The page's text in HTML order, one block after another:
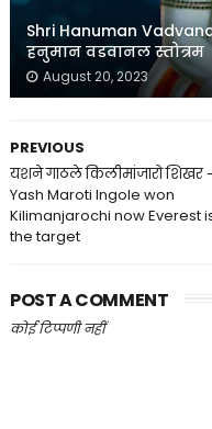
Shri Hanuman
हनुमान वडवानल स्तोत्रम
August 20, 2023
PREVIOUS
यशने गाठले किलीमांजारो शिखर -
Yash Maroti Ingole won
Kilimanjarochi now Everest
the target
POST A COMMENT
कोई टिप्पणी नहीं